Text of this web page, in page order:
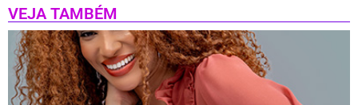
VEJA TAMBÉM